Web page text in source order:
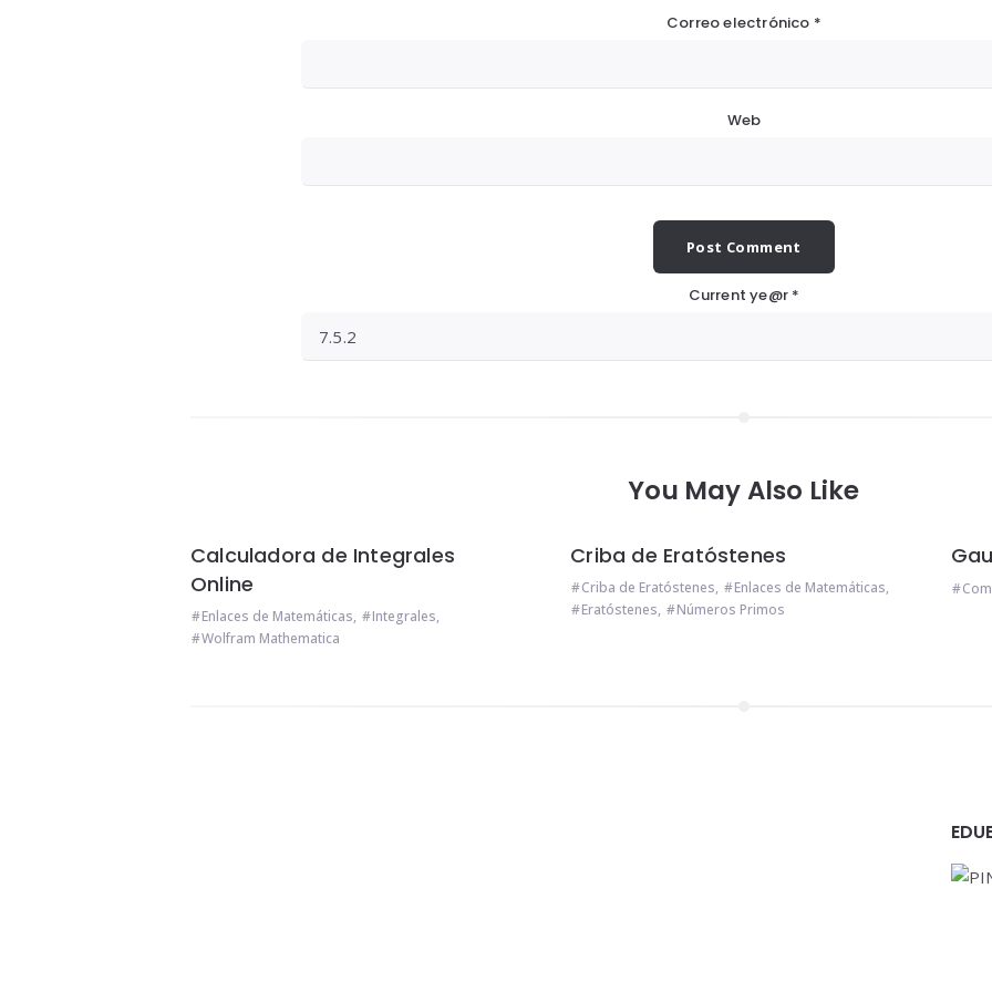
Correo electrónico *
Web
Current ye@r *
You May Also Like
Calculadora de Integrales
Online
Enlaces de Matemáticas, Integrales,
Wolfram Mathematica
Criba de Eratóstenes
Criba de Eratóstenes, Enlaces de Matemáticas,
Eratóstenes, Números Primos